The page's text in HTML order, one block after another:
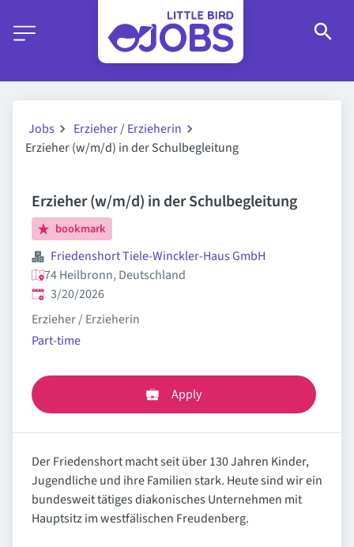
Jobs
Erzieher / Erzieherin
Erzieher (w/m/d) in der Schulbegleitung
Erzieher (w/m/d) in der Schulbegleitung
bookmark
Friedenshort Tiele-Winckler-Haus GmbH
74 Heilbronn, Deutschland
Published:
3/20/2026
Erzieher / Erzieherin
Part-time
Apply
Der Friedenshort macht seit über 130 Jahren Kinder,
Jugendliche und ihre Familien stark. Heute sind wir ein
bundesweit tätiges diakonisches Unternehmen mit
Hauptsitz im westfälischen Freudenberg.